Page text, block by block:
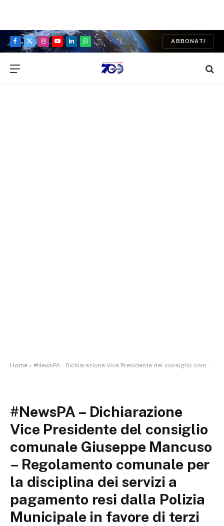
Facebook
X
Instagram
YouTubeLinkedInWhatsApp
ABBONATI
Home » #NewsPA – Dichiarazione Vice Presidente del consiglio comunale Giuseppe Mancuso – Regolamento comunale per la disciplina dei servizi a pagamento resi dalla Polizia Municipale in favore di terzi
#NewsPA – Dichiarazione
Vice Presidente del consiglio
comunale Giuseppe Mancuso
– Regolamento comunale per
la disciplina dei servizi a
pagamento resi dalla Polizia
Municipale in favore di terzi